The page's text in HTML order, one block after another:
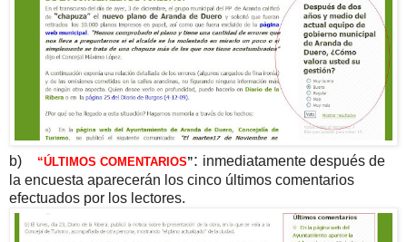
b) “ÚLTIMOS COMENTARIOS”: inmediatamente después de
la encuesta aparecerán los cinco últimos comentarios
efectuados por los lectores.